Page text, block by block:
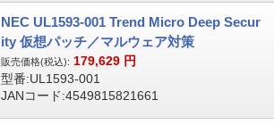
NEC UL1593-001 Trend Micro Deep Secur
ity 仮想パッチ／マルウェア対策
販売価格(税込): 179,629 円
型番:UL1593-001
JANコード:4549815821661